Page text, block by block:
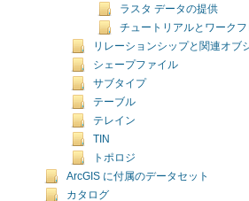
ラスタ データの提供
チュートリアルとワークフ
リレーションシップと関連オブ
シェープファイル
サブタイプ
テーブル
テレイン
TIN
トポロジ
ArcGIS に付属のデータセット
カタログ